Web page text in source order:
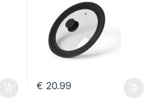
€ 20.99